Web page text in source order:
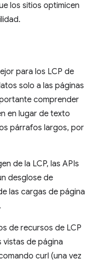
los sitios optimicen
para los LCP de
solo a las páginas
comprender
en lugar de texto
párrafos largos, por
de la LCP, las APIs
desglose de
las cargas de página
de recursos de LCP
vistas de página
curl (una vez